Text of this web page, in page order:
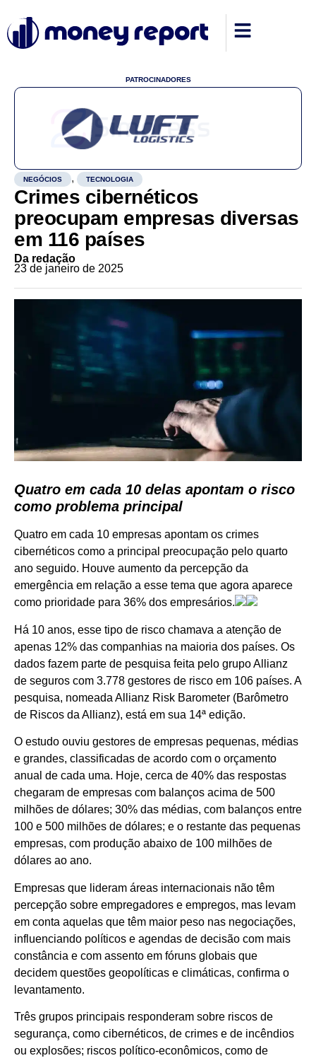
PATROCINADORES
NEGÓCIOS , TECNOLOGIA
Crimes cibernéticos
preocupam empresas diversas
em 116 países
Da redação
23 de janeiro de 2025
Quatro em cada 10 delas apontam o risco
como problema principal
Quatro em cada 10 empresas apontam os crimes
cibernéticos como a principal preocupação pelo quarto
ano seguido. Houve aumento da percepção da
emergência em relação a esse tema que agora aparece
como prioridade para 36% dos empresários.
Há 10 anos, esse tipo de risco chamava a atenção de
apenas 12% das companhias na maioria dos países. Os
dados fazem parte de pesquisa feita pelo grupo Allianz
de seguros com 3.778 gestores de risco em 106 países. A
pesquisa, nomeada Allianz Risk Barometer (Barômetro
de Riscos da Allianz), está em sua 14ª edição.
O estudo ouviu gestores de empresas pequenas, médias
e grandes, classificadas de acordo com o orçamento
anual de cada uma. Hoje, cerca de 40% das respostas
chegaram de empresas com balanços acima de 500
milhões de dólares; 30% das médias, com balanços entre
100 e 500 milhões de dólares; e o restante das pequenas
empresas, com produção abaixo de 100 milhões de
dólares ao ano.
Empresas que lideram áreas internacionais não têm
percepção sobre empregadores e empregos, mas levam
em conta aquelas que têm maior peso nas negociações,
influenciando políticos e agendas de decisão com mais
constância e com assento em fóruns globais que
decidem questões geopolíticas e climáticas, confirma o
levantamento.
Três grupos principais responderam sobre riscos de
segurança, como cibernéticos, de crimes e de incêndios
ou explosões; riscos político-econômicos, como de